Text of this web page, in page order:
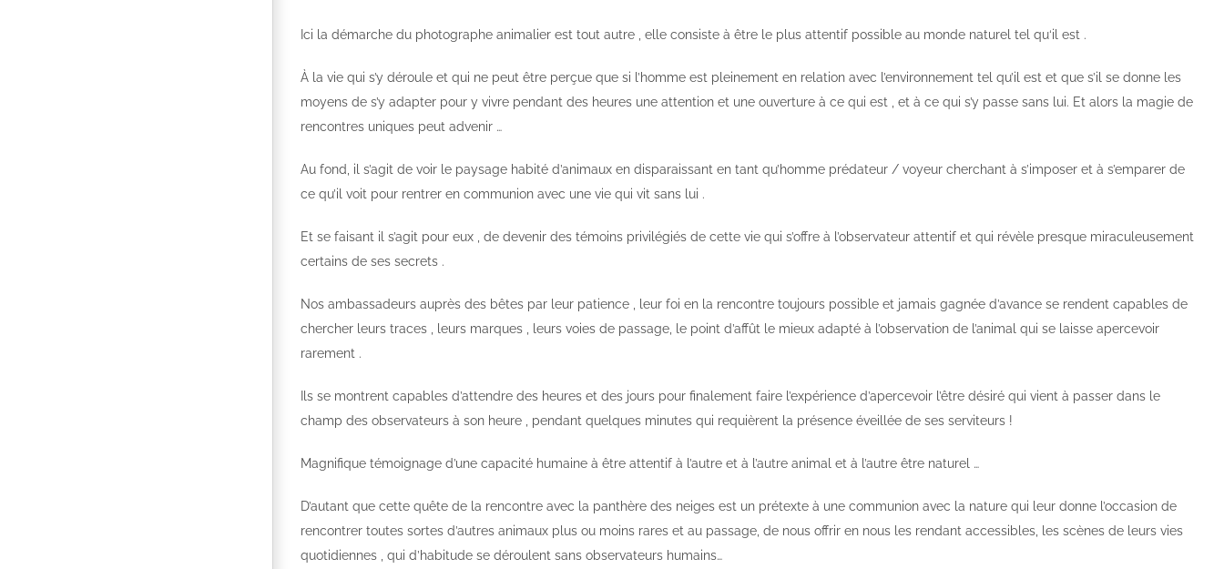
Ici la démarche du photographe animalier est tout autre , elle consiste à être le plus attentif possible au monde naturel tel qu‘il est .
À la vie qui s’y déroule et qui ne peut être perçue que si l’homme est pleinement en relation avec l’environnement tel qu’il est et que s’il se donne les
moyens de s’y adapter pour y vivre pendant des heures une attention et une ouverture à ce qui est , et à ce qui s’y passe sans lui. Et alors la magie de
rencontres uniques peut advenir …
Au fond, il s’agit de voir le paysage habité d’animaux en disparaissant en tant qu’homme prédateur / voyeur cherchant à s’imposer et à s’emparer de
ce qu’il voit pour rentrer en communion avec une vie qui vit sans lui .
Et se faisant il s’agit pour eux , de devenir des témoins privilégiés de cette vie qui s’offre à l’observateur attentif et qui révèle presque miraculeusement
certains de ses secrets .
Nos ambassadeurs auprès des bêtes par leur patience , leur foi en la rencontre toujours possible et jamais gagnée d’avance se rendent capables de
chercher leurs traces , leurs marques , leurs voies de passage, le point d’affût le mieux adapté à l’observation de l’animal qui se laisse apercevoir
rarement .
Ils se montrent capables d’attendre des heures et des jours pour finalement faire l’expérience d’apercevoir l’être désiré qui vient à passer dans le
champ des observateurs à son heure , pendant quelques minutes qui requièrent la présence éveillée de ses serviteurs !
Magnifique témoignage d’une capacité humaine à être attentif à l’autre et à l’autre animal et à l’autre être naturel …
D’autant que cette quête de la rencontre avec la panthère des neiges est un prétexte à une communion avec la nature qui leur donne l’occasion de
rencontrer toutes sortes d’autres animaux plus ou moins rares et au passage, de nous offrir en nous les rendant accessibles, les scènes de leurs vies
quotidiennes , qui d’habitude se déroulent sans observateurs humains…